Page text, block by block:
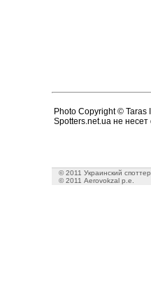
Photo Copyright © Taras
Spotters.net.ua не
© 2011 Украинский
© 2011 Aerovokzal p.e.